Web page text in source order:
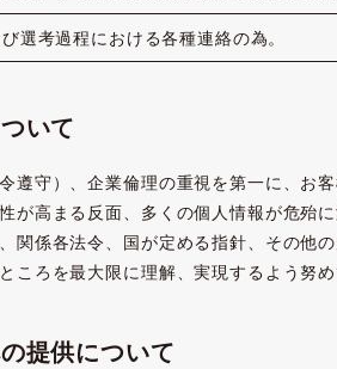
選考過程における各種連絡の為。
いて
遵守）、企業倫理の重視を第一に、お
が高まる反面、多くの個人情報が危殆
関係各法令、国が定める指針、その他
ころを最大限に理解、実現するよう努め
提供について